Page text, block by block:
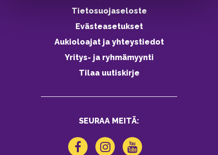
Tietosuojaseloste
Evästeasetukset
Aukioloajat ja yhteystiedot
Yritys- ja ryhmämyynti
Tilaa uutiskirje
SEURAA MEITÄ: